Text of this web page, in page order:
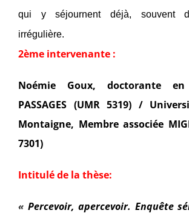
qui y séjournent déjà, souvent
irrégulière.
2ème intervenante :
Noémie Goux, doctorante en
PASSAGES (UMR 5319) /
Montaigne, Membre associée
7301)
Intitulé de la thèse:
« Percevoir, apercevoir. Enquête